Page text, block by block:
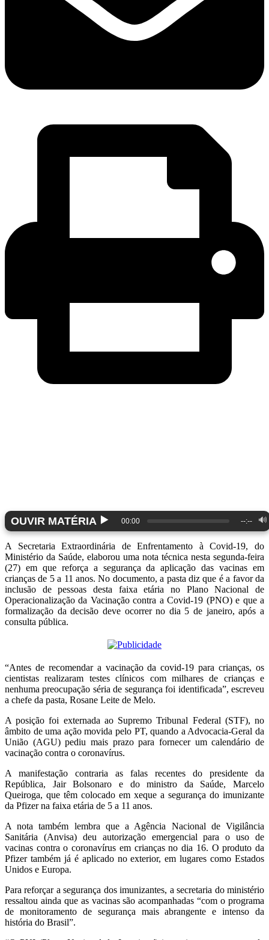
OUVIR MATÉRIA ▶️ 00:00 --:-- 🔊
A Secretaria Extraordinária de Enfrentamento à Covid-19, do
Ministério da Saúde, elaborou uma nota técnica nesta segunda-feira
(27) em que reforça a segurança da aplicação das vacinas em
crianças de 5 a 11 anos. No documento, a pasta diz que é a favor da
inclusão de pessoas desta faixa etária no Plano Nacional de
Operacionalização da Vacinação contra a Covid-19 (PNO) e que a
formalização da decisão deve ocorrer no dia 5 de janeiro, após a
consulta pública.
“Antes de recomendar a vacinação da covid-19 para crianças, os
cientistas realizaram testes clínicos com milhares de crianças e
nenhuma preocupação séria de segurança foi identificada”, escreveu
a chefe da pasta, Rosane Leite de Melo.
A posição foi externada ao Supremo Tribunal Federal (STF), no
âmbito de uma ação movida pelo PT, quando a Advocacia-Geral da
União (AGU) pediu mais prazo para fornecer um calendário de
vacinação contra o coronavírus.
A manifestação contraria as falas recentes do presidente da
República, Jair Bolsonaro e do ministro da Saúde, Marcelo
Queiroga, que têm colocado em xeque a segurança do imunizante
da Pfizer na faixa etária de 5 a 11 anos.
A nota também lembra que a Agência Nacional de Vigilância
Sanitária (Anvisa) deu autorização emergencial para o uso de
vacinas contra o coronavírus em crianças no dia 16. O produto da
Pfizer também já é aplicado no exterior, em lugares como Estados
Unidos e Europa.
Para reforçar a segurança dos imunizantes, a secretaria do ministério
ressaltou ainda que as vacinas são acompanhadas “com o programa
de monitoramento de segurança mais abrangente e intenso da
história do Brasil”.